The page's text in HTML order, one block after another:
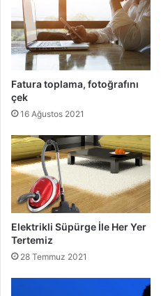
Fatura toplama, fotoğrafını
çek
16 Ağustos 2021
Elektrikli Süpürge İle Her Yer
Tertemiz
28 Temmuz 2021